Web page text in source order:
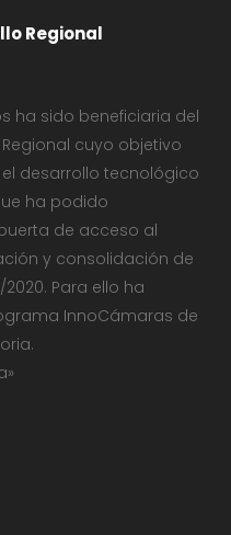
Regional
ha sido beneficiaria del
cuyo objetivo
desarrollo tecnológico
ha podido
de acceso al
y consolidación de
Para ello ha
InnoCámaras de